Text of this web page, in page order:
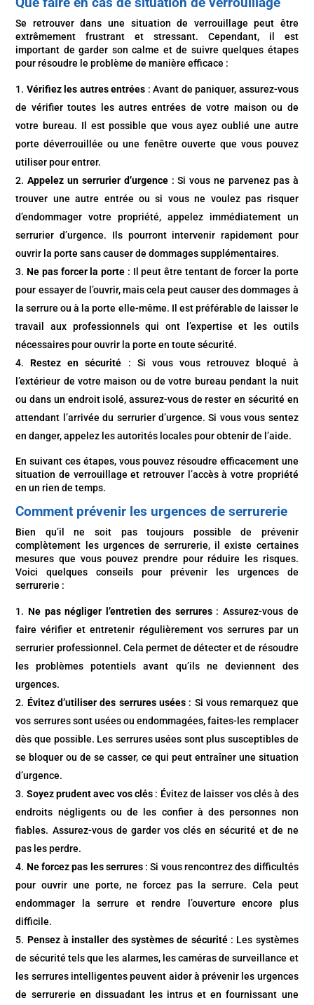
Se retrouver dans une situation de verrouillage peut être
extrêmement frustrant et stressant. Cependant, il est
important de garder son calme et de suivre quelques étapes
pour résoudre le problème de manière efficace :
Vérifiez les autres entrées : Avant de paniquer, assurez-vous
de vérifier toutes les autres entrées de votre maison ou de
votre bureau. Il est possible que vous ayez oublié une autre
porte déverrouillée ou une fenêtre ouverte que vous pouvez
utiliser pour entrer.
Appelez un serrurier d’urgence : Si vous ne parvenez pas à
trouver une autre entrée ou si vous ne voulez pas risquer
d’endommager votre propriété, appelez immédiatement un
serrurier d’urgence. Ils pourront intervenir rapidement pour
ouvrir la porte sans causer de dommages supplémentaires.
Ne pas forcer la porte : Il peut être tentant de forcer la porte
pour essayer de l’ouvrir, mais cela peut causer des dommages à
la serrure ou à la porte elle-même. Il est préférable de laisser le
travail aux professionnels qui ont l’expertise et les outils
nécessaires pour ouvrir la porte en toute sécurité.
Restez en sécurité
: Si vous vous retrouvez bloqué à
l’extérieur de votre maison ou de votre bureau pendant la nuit
ou dans un endroit isolé, assurez-vous de rester en sécurité en
attendant l’arrivée du serrurier d’urgence. Si vous vous sentez
en danger, appelez les autorités locales pour obtenir de l’aide.
En suivant ces étapes, vous pouvez résoudre efficacement une
situation de verrouillage et retrouver l’accès à votre propriété
en un rien de temps.
Comment prévenir les urgences de serrurerie
Bien qu’il ne soit pas toujours possible de prévenir
complètement les urgences de serrurerie, il existe certaines
mesures que vous pouvez prendre pour réduire les risques.
Voici quelques conseils pour prévenir les urgences de
serrurerie :
Ne pas négliger l’entretien des serrures : Assurez-vous de
faire vérifier et entretenir régulièrement vos serrures par un
serrurier professionnel. Cela permet de détecter et de résoudre
les problèmes potentiels avant qu’ils ne deviennent des
urgences.
Évitez d’utiliser des serrures usées : Si vous remarquez que
vos serrures sont usées ou endommagées, faites-les remplacer
dès que possible. Les serrures usées sont plus susceptibles de
se bloquer ou de se casser, ce qui peut entraîner une situation
d’urgence.
Soyez prudent avec vos clés : Évitez de laisser vos clés à des
endroits négligents ou de les confier à des personnes non
fiables. Assurez-vous de garder vos clés en sécurité et de ne
pas les perdre.
Ne forcez pas les serrures : Si vous rencontrez des difficultés
pour ouvrir une porte, ne forcez pas la serrure. Cela peut
endommager la serrure et rendre l’ouverture encore plus
difficile.
Pensez à installer des systèmes de sécurité : Les systèmes
de sécurité tels que les alarmes, les caméras de surveillance et
les serrures intelligentes peuvent aider à prévenir les urgences
de serrurerie en dissuadant les intrus et en fournissant une